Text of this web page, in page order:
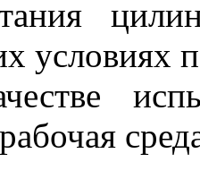
условиях